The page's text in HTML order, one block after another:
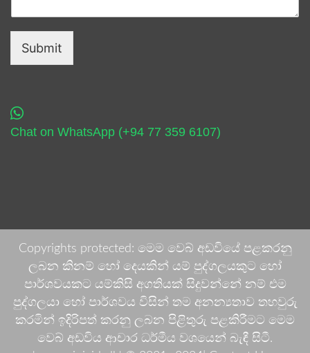
Submit
Chat on WhatsApp (+94 77 359 6107)
Copyrights protected: මෙම වෙබ් අඩවියේ පළකරනු
ලබන කිනම් හෝ දෙයකින් යම් පුද්ගලයකුට හෝ
පාර්ශවයකට යම්කිසි අගතියක් සිදුවන්නේ නම් එම
පුද්ගලයා හෝ පාර්ශවය විසින් තම අනන්‍යතාව තහවුරු
කරමින් ඉදිරිපත් කරනු ලබන පිළිතුරු පළකිරීමට මෙම
වෙබ් අඩවිය ආචාර ධර්මීය වශයෙන් බැඳී සිටී.